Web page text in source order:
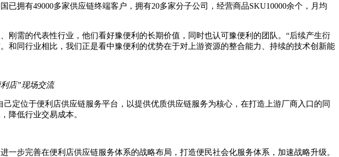
有49000多家供应链终端客户，拥有20多家分子公司，经营商品SKU10000余个，月均
需的代表性行业，他们看好豫便利的长期价值，同时也认可豫便利的团队。“后续产生衍
同行业相比，我们正是看中豫便利的优势在于对上游资源的整合能力、持续的技术创新能
店”现场交流
定位于便利店供应链服务平台，以提供优质供应链服务为核心，在打造上游厂商入口的同
降低行业交易成本。
步完善在便利店供应链服务体系的战略布局，打造便民社会化服务体系，加速战略升级。